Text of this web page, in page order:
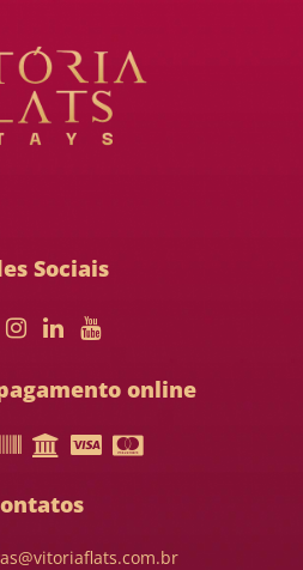
Sociais
online